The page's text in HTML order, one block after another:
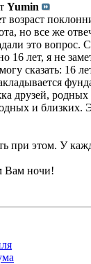
Yumin
возраст
но все же
это вопрос.
16 лет, я не
сказать: 16
друзей, родных
и близких.
при этом. У
Вам ночи!